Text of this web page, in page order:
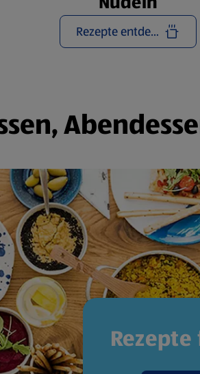
Rezepte entdecken